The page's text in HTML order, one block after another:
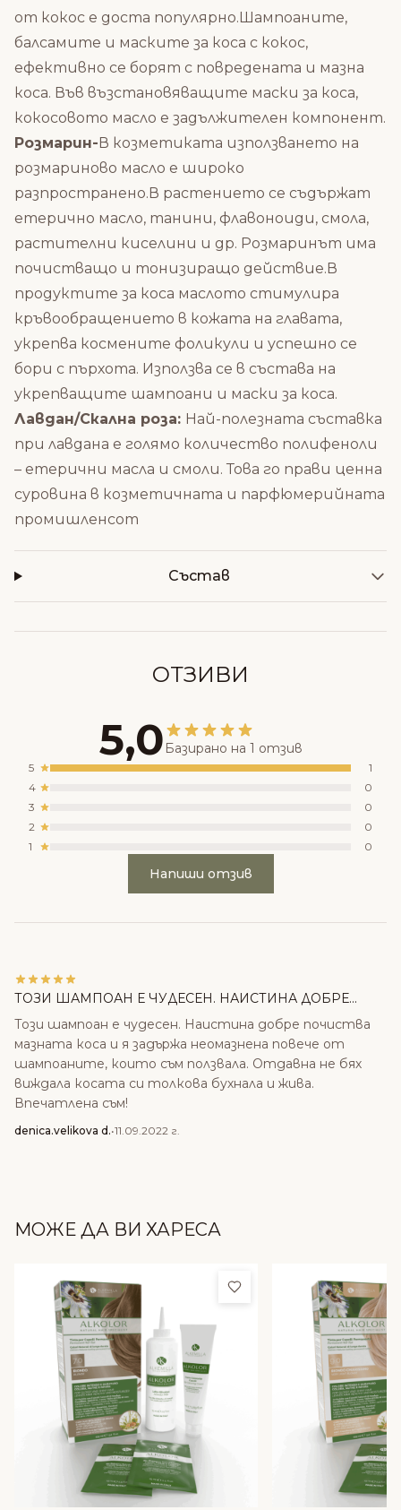
от кокос е доста популярно.Шампоаните,
балсамите и маските за коса с кокос,
ефективно се борят с повредената и мазна
коса. Във възстановяващите маски за коса,
кокосовото масло е задължителен компонент.
Розмарин-В козметиката използването на
розмариново масло е широко
разпространено.В растението се съдържат
етерично масло, танини, флавоноиди, смола,
растителни киселини и др. Розмаринът има
почистващо и тонизиращо действие.В
продуктите за коса маслото стимулира
кръвообращението в кожата на главата,
укрепва космените фоликули и успешно се
бори с пърхота. Използва се в състава на
укрепващите шампоани и маски за коса.
Лавдан/Скална роза: Най-полезната съставка
при лавдана е голямо количество полифеноли
– етерични масла и смоли. Това го прави ценна
суровина в козметичната и парфюмерийната
промишленсот
Състав
ОТЗИВИ
5,0 Базирано на 1 отзив
5
1
4
0
3
0
2
0
1
0
Напиши отзив
ТОЗИ ШАМПОАН Е ЧУДЕСЕН. НАИСТИНА ДОБРЕ...
Този шампоан е чудесен. Наистина добре почиства
мазната коса и я задържа неомазнена повече от
шампоаните, които съм ползвала. Отдавна не бях
виждала косата си толкова бухнала и жива.
Впечатлена съм!
denica.velikova d.•11.09.2022 г.
МОЖЕ ДА ВИ ХАРЕСА
Добави в любими